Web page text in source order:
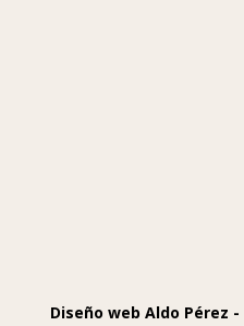
Diseño web Aldo Pérez -